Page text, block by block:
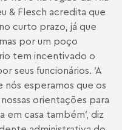
& Flesch acredita que
curto prazo, já que
por um poço
tem incentivado o
seus funcionários. ′A
nós esperamos que os
orientações para
em casa também′, diz